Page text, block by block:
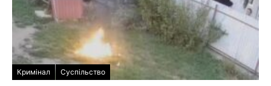
Кримінал Суспільство